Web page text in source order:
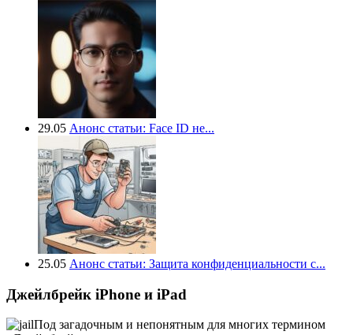
29.05 Анонс статьи: Face ID не...
25.05 Анонс статьи: Защита конфиденциальности с...
Джейлбрейк iPhone и iPad
Под загадочным и непонятным для многих термином